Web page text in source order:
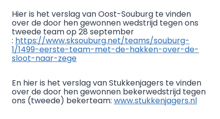
Hier is het verslag van Oost-Souburg te vinden
over de door hen gewonnen wedstrijd tegen ons
tweede team op 28 september
: https://www.sksouburg.net/teams/souburg-
1/1499-eerste-team-met-de-hakken-over-de-
sloot-naar-zege
En hier is het verslag van Stukkenjagers te vinden
over de door hen gewonnen bekerwedstrijd tegen
ons (tweede) bekerteam: www.stukkenjagers.nl